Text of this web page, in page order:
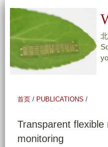
首页 / PUBLICATIONS /
Transparent
monitoring